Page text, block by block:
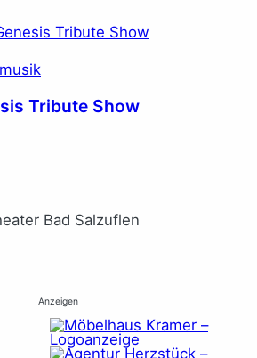
Tribute Show
Bad Salzuflen
Anzeigen